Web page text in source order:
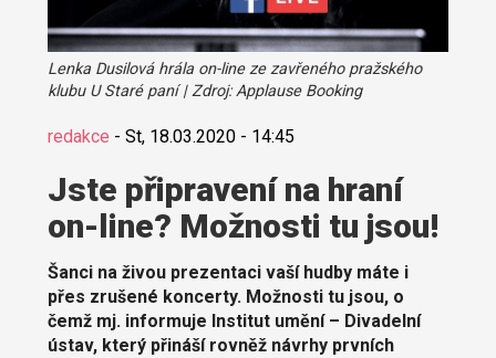
Lenka Dusilová hrála on-line ze zavřeného pražského
klubu U Staré paní | Zdroj: Applause Booking
redakce - St, 18.03.2020 - 14:45
Jste připravení na hraní
on-line? Možnosti tu jsou!
Šanci na živou prezentaci vaší hudby máte i
přes zrušené koncerty. Možnosti tu jsou, o
čemž mj. informuje Institut umění – Divadelní
ústav, který přináší rovněž návrhy prvních